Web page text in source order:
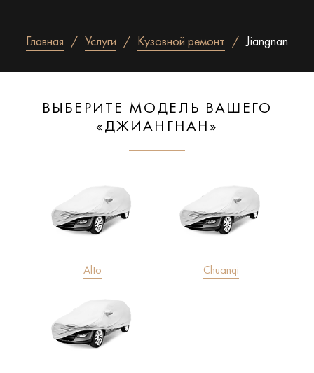
Главная Услуги Кузовной ремонт Jiangnan
ВЫБЕРИТЕ МОДЕЛЬ ВАШЕГО
«ДЖИАНГНАН»
Alto Chuanqi